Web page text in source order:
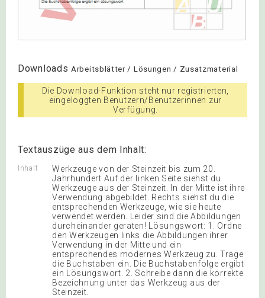
Downloads Arbeitsblätter / Lösungen / Zusatzmaterial
Die Download-Funktion steht nur registrierten,
eingeloggten Benutzern/Benutzerinnen zur
Verfügung.
Textauszüge aus dem Inhalt:
Inhalt
Werkzeuge von der Steinzeit bis zum 20.
Jahrhundert Auf der linken Seite siehst du
Werkzeuge aus der Steinzeit. In der Mitte ist ihre
Verwendung abgebildet. Rechts siehst du die
entsprechenden Werkzeuge, wie sie heute
verwendet werden. Leider sind die Abbildungen
durcheinander geraten! Lösungswort: 1. Ordne
den Werkzeugen links die Abbildungen ihrer
Verwendung in der Mitte und ein
entsprechendes modernes Werkzeug zu. Trage
die Buchstaben ein. Die Buchstabenfolge ergibt
ein Lösungswort. 2. Schreibe dann die korrekte
Bezeichnung unter das Werkzeug aus der
Steinzeit.